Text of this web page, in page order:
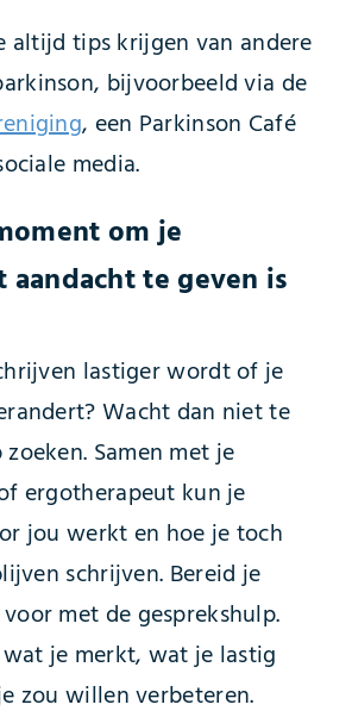
altijd tips krijgen van andere
bijvoorbeeld via de
, een Parkinson Café
media.
om je
aandacht te geven is
lastiger wordt of je
Wacht dan niet te
Samen met je
ergotherapeut kun je
jou werkt en hoe je toch
schrijven. Bereid je
met de gesprekshulp.
je merkt, wat je lastig
zou willen verbeteren.